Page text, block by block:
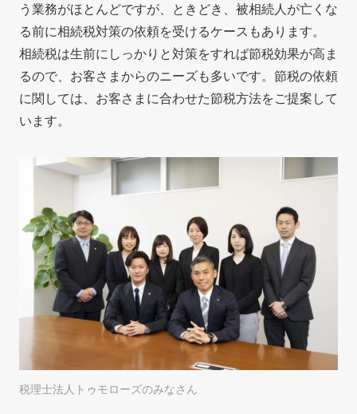
う業務がほとんどですが、ときどき、被相続人が亡くな
る前に相続税対策の依頼を受けるケースもあります。
相続税は生前にしっかりと対策をすれば節税効果が高ま
るので、お客さまからのニーズも多いです。節税の依頼
に関しては、お客さまに合わせた節税方法をご提案して
います。
税理士法人トゥモローズのみなさん